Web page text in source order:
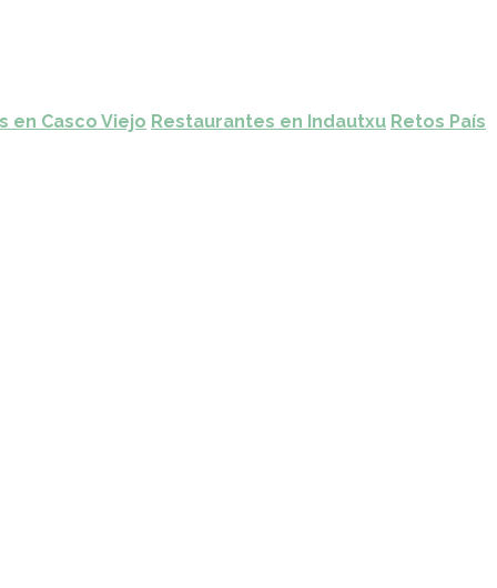
en Casco Viejo Restaurantes en Indautxu Retos País